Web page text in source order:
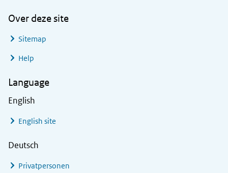
Over deze site
Sitemap
Help
Language
English
English site
Deutsch
Privatpersonen